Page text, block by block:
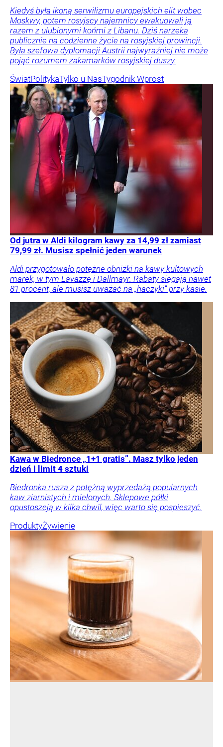
Kiedyś była ikoną serwilizmu europejskich elit wobec
Moskwy, potem rosyjscy najemnicy ewakuowali ją
razem z ulubionymi końmi z Libanu. Dziś narzeka
publicznie na codzienne życie na rosyjskiej prowincji.
Była szefowa dyplomacji Austrii najwyraźniej nie może
pojąć rozumem zakamarków rosyjskiej duszy.
ŚwiatPolitykaTylko u NasTygodnik Wprost
Od jutra w Aldi kilogram kawy za 14,99 zł zamiast
79,99 zł. Musisz spełnić jeden warunek
Aldi przygotowało potężne obniżki na kawy kultowych
marek, w tym Lavazzę i Dallmayr. Rabaty sięgają nawet
81 procent, ale musisz uważać na „haczyki” przy kasie.
Kawa w Biedronce „1+1 gratis”. Masz tylko jeden
dzień i limit 4 sztuki
Biedronka rusza z potężną wyprzedażą popularnych
kaw ziarnistych i mielonych. Sklepowe półki
opustoszeją w kilka chwil, więc warto się pospieszyć.
ProduktyŻywienie